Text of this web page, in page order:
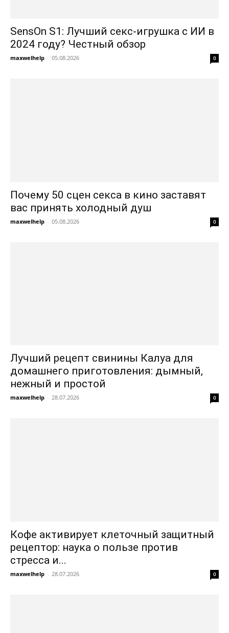
SensOn S1: Лучший секс-игрушка с ИИ в
2024 году? Честный обзор
maxwelhelp - 05.08.2026 0
Почему 50 сцен секса в кино заставят
вас принять холодный душ
maxwelhelp - 05.08.2026 0
Лучший рецепт свинины Калуа для
домашнего приготовления: дымный,
нежный и простой
maxwelhelp - 28.07.2026 0
Кофе активирует клеточный защитный
рецептор: наука о пользе против
стресса и...
maxwelhelp - 28.07.2026 0